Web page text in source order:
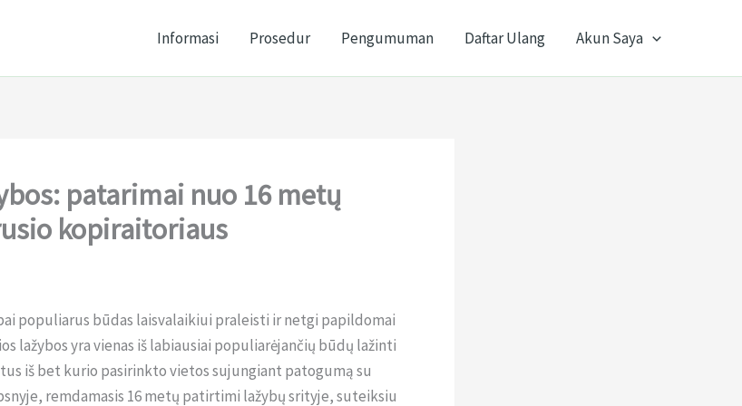
Informasi Prosedur Pengumuman Daftar Ulang Akun Saya
patarimai nuo 16 metų
kopiraitoriaus
populiarus būdas laisvalaikiui praleisti ir netgi papildomai
lažybos yra vienas iš labiausiai populiarėjančių būdų lažinti
iš bet kurio pasirinkto vietos sujungiant patogumą su
remdamasis 16 metų patirtimi lažybų srityje, suteiksiu